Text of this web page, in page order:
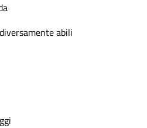
abili